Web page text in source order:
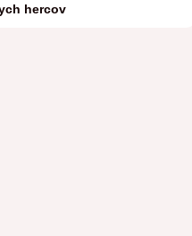
hercov